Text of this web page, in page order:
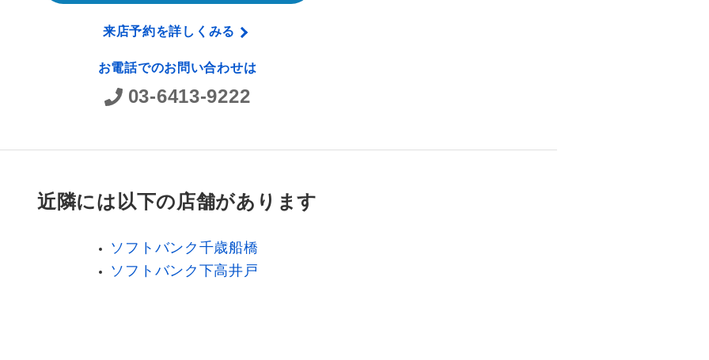
来店予約を詳しくみる
お電話でのお問い合わせは
03-6413-9222
近隣には以下の店舗があります
ソフトバンク千歳船橋
ソフトバンク下高井戸